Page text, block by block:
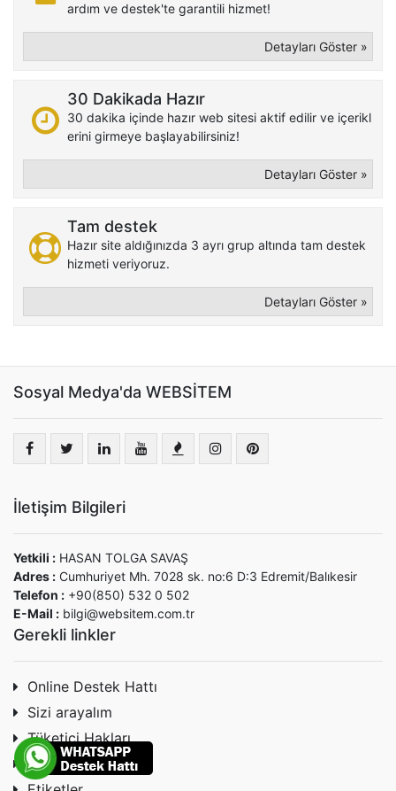
ardım ve destek'te garantili hizmet!
Detayları Göster »
30 Dakikada Hazır
30 dakika içinde hazır web sitesi aktif edilir ve içerikl
erini girmeye başlayabilirsiniz!
Detayları Göster »
Tam destek
Hazır site aldığınızda 3 ayrı grup altında tam destek
hizmeti veriyoruz.
Detayları Göster »
Sosyal Medya'da WEBSİTEM
İletişim Bilgileri
Yetkili : HASAN TOLGA SAVAŞ
Adres : Cumhuriyet Mh. 7028 sk. no:6 D:3 Edremit/Balıkesir
Telefon : +90(850) 532 0 502
E-Mail : bilgi@websitem.com.tr
Gerekli linkler
Online Destek Hattı
Sizi arayalım
Tüketici Hakları
Gizlilik & Güvenlik